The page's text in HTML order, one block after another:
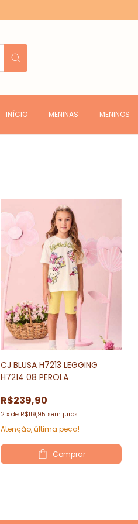
INÍCIO MENINAS MENINOS
CJ BLUSA H7213 LEGGING
H7214 08 PEROLA
R$239,90
2 xde R$119,95 sem juros
Atenção, última peça!
Comprar